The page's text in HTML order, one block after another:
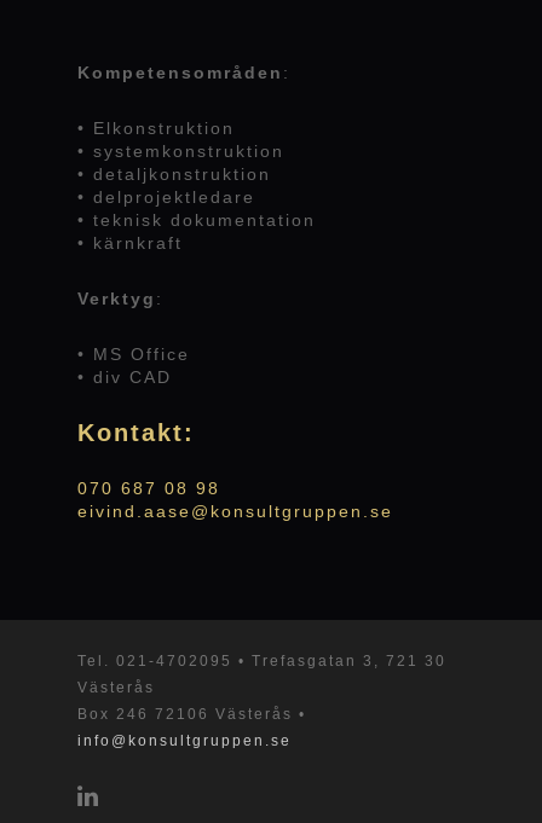
Kompetensområden :
• Elkonstruktion
• systemkonstruktion
• detaljkonstruktion
• delprojektledare
• teknisk dokumentation
• kärnkraft
Verktyg :
• MS Office
• div CAD
Kontakt:
070 687 08 98
eivind.aase@konsultgruppen.se
Tel. 021-4702095 • Trefasgatan 3, 721 30
Västerås
Box 246 72106 Västerås •
info@konsultgruppen.se